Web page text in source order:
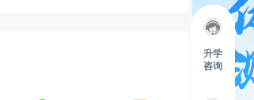
升学
咨询